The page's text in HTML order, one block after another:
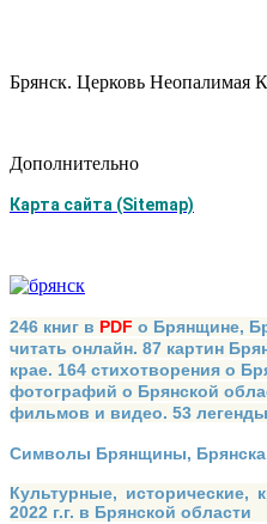
Брянск. Церковь Неопалимая
Дополнительно
Карта сайта (Sitemap)
246 книг в PDF о Брянщине,
читать онлайн. 87 картин
крае. 164 стихотворения о
фотографий о Брянской
фильмов и видео. 53
Символы Брянщины,
Культурные, исторические,
2022 г.г. в Брянской области